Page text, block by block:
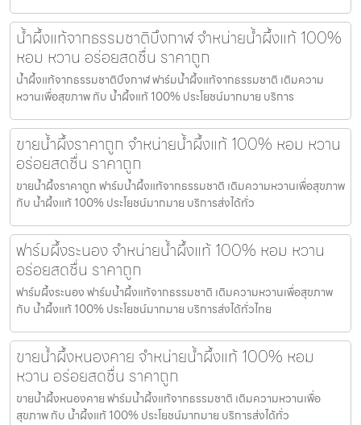
น้ำผึ้งแท้จากธรรมชาติบึงกาฬ จำหน่ายน้ำผึ้งแท้ 100%
หอม หวาน อร่อยสดชื่น ราคาถูก
น้ำผึ้งแท้จากธรรมชาติบึงกาฬ ฟาร์มน้ำผึ้งแท้จากธรรมชาติ เติมความ
หวานเพื่อสุขภาพ กับ น้ำผึ้งแท้ 100% ประโยชน์มากมาย บริการ
ขายน้ำผึ้งราคาถูก จำหน่ายน้ำผึ้งแท้ 100% หอม หวาน
อร่อยสดชื่น ราคาถูก
ขายน้ำผึ้งราคาถูก ฟาร์มน้ำผึ้งแท้จากธรรมชาติ เติมความหวานเพื่อสุขภาพ
กับ น้ำผึ้งแท้ 100% ประโยชน์มากมาย บริการส่งได้ทั่ว
ฟาร์มผึ้งระนอง จำหน่ายน้ำผึ้งแท้ 100% หอม หวาน
อร่อยสดชื่น ราคาถูก
ฟาร์มผึ้งระนอง ฟาร์มน้ำผึ้งแท้จากธรรมชาติ เติมความหวานเพื่อสุขภาพ
กับ น้ำผึ้งแท้ 100% ประโยชน์มากมาย บริการส่งได้ทั่วไทย
ขายน้ำผึ้งหนองคาย จำหน่ายน้ำผึ้งแท้ 100% หอม
หวาน อร่อยสดชื่น ราคาถูก
ขายน้ำผึ้งหนองคาย ฟาร์มน้ำผึ้งแท้จากธรรมชาติ เติมความหวานเพื่อ
สุขภาพ กับ น้ำผึ้งแท้ 100% ประโยชน์มากมาย บริการส่งได้ทั่ว